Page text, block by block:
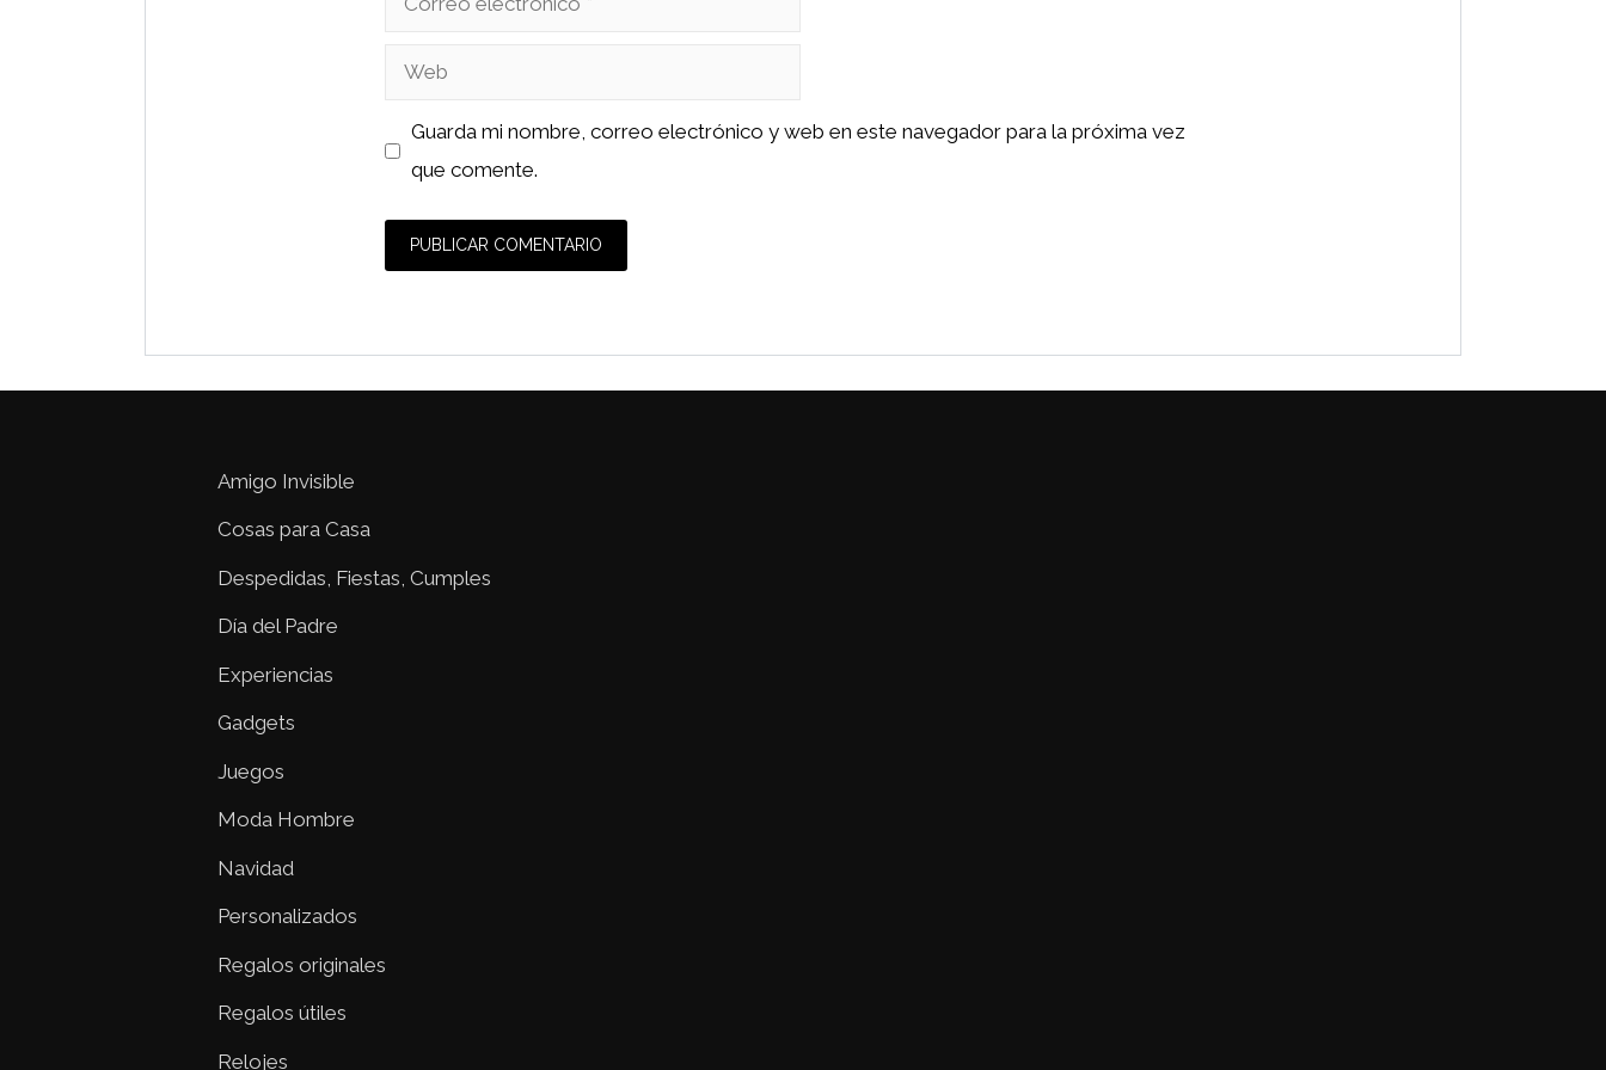
Web
Guarda mi nombre, correo electrónico y web en este navegador para la próxima vez
que comente.
Amigo Invisible
Cosas para Casa
Despedidas, Fiestas, Cumples
Día del Padre
Experiencias
Gadgets
Juegos
Moda Hombre
Navidad
Personalizados
Regalos originales
Regalos útiles
Relojes